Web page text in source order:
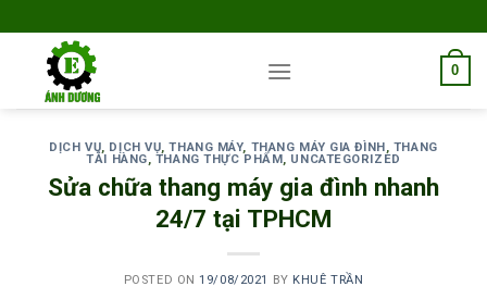
to
content
0
DỊCH VỤ, DỊCH VỤ,THANG MÁY, THANG MÁY GIA ĐÌNH, THANG
TẢI HÀNG, THANG THỰC PHẨM, UNCATEGORIZED
Sửa chữa thang máy gia đình nhanh
24/7 tại TPHCM
POSTED ON19/08/2021 BY KHUÊ TRẦN